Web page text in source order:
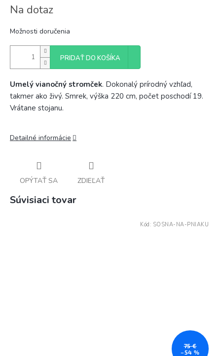
cena:
Na dotaz
Možnosti doručenia
PRIDAŤ DO KOŠÍKA
Umelý vianočný stromček. Dokonalý prírodný vzhľad,
takmer ako živý. Smrek, výška 220 cm, počet poschodí 19.
Vrátane stojanu.
Detailné informácie
OPÝTAŤ SA ZDIEĽAŤ
Súvisiaci tovar
75 €
–54 %
Kód: SOSNA-NA-PNIAKU